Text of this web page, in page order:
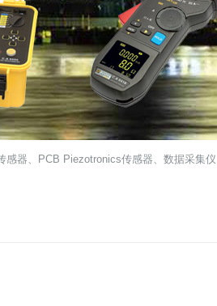
传感器、数据采集仪、应力应